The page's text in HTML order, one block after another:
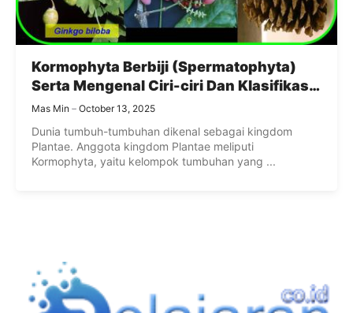
Kormophyta Berbiji (Spermatophyta)
Serta Mengenal Ciri-ciri Dan Klasifikasi
Gymnospermae
Mas Min October 13, 2025
Dunia tumbuh-tumbuhan dikenal sebagai kingdom
Plantae. Anggota kingdom Plantae meliputi
Kormophyta, yaitu kelompok tumbuhan yang ...